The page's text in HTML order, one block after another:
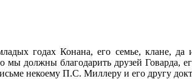
годах Конана, его семье, клане,
должны благодарить друзей Говарда,
некоему П.С. Миллеру и его другу